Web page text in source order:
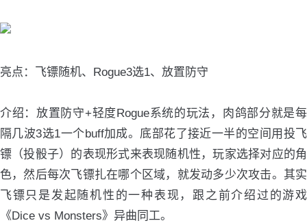
亮点：飞镖随机、Rogue3选1、放置防守
介绍：放置防守+轻度Rogue系统的玩法，肉鸽部分就是每
隔几波3选1一个buff加成。底部花了接近一半的空间用投飞
镖（投骰子）的表现形式来表现随机性，玩家选择对应的角
色，然后每次飞镖扎在哪个区域，就发动多少次攻击。其实
飞镖只是发起随机性的一种表现，跟之前介绍过的游戏
《Dice vs Monsters》异曲同工。